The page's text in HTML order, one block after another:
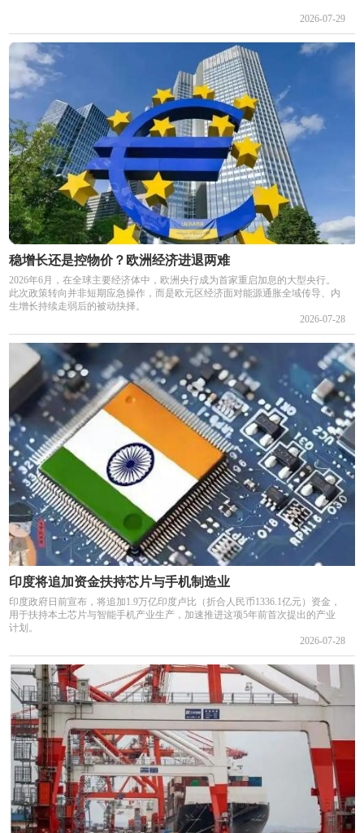
2026-07-29
稳增长还是控物价？欧洲经济进退两难
2026年6月，在全球主要经济体中，欧洲央行成为首家重启加息的大型央行。
此次政策转向并非短期应急操作，而是欧元区经济面对能源通胀全域传导、内
生增长持续走弱后的被动抉择。
2026-07-28
印度将追加资金扶持芯片与手机制造业
印度政府日前宣布，将追加1.9万亿印度卢比（折合人民币1336.1亿元）资金，
用于扶持本土芯片与智能手机产业生产，加速推进这项5年前首次提出的产业
计划。
2026-07-28